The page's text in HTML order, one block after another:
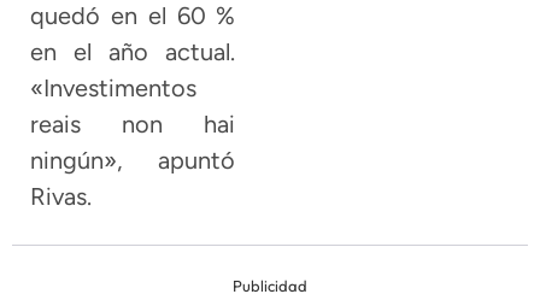
quedó en el 60 %
en el año actual.
«Investimentos
reais non hai
ningún», apuntó
Rivas.
Publicidad